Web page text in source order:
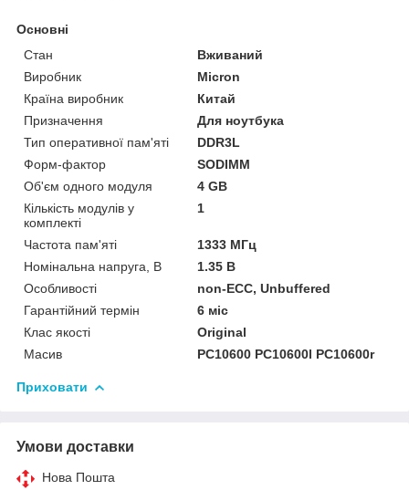
Основні
Стан
Вживаний
Виробник
Micron
Країна виробник
Китай
Призначення
Для ноутбука
Тип оперативної пам'яті
DDR3L
Форм-фактор
SODIMM
Об'єм одного модуля
4 GB
Кількість модулів у
комплекті
1
Частота пам'яті
1333 МГц
Номінальна напруга, В
1.35 В
Особливості
non-ECC, Unbuffered
Гарантійний термін
6 міс
Клас якості
Original
Масив
PC10600 PC10600l PC10600r
Приховати
Умови доставки
Нова Пошта